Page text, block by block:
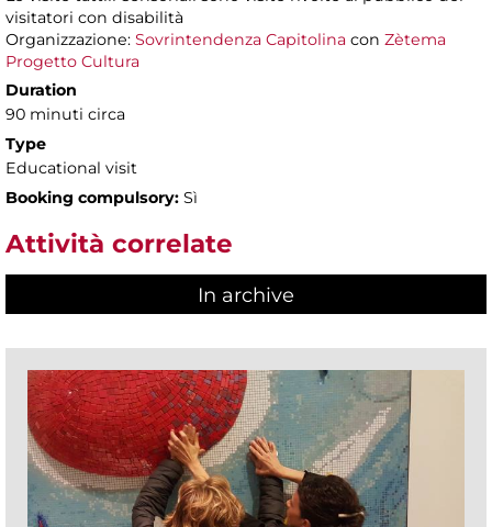
visitatori con disabilità
Organizzazione: Sovrintendenza Capitolina con Zètema
Progetto Cultura
Duration
90 minuti circa
Type
Educational visit
Booking compulsory: Sì
Attività correlate
In archive